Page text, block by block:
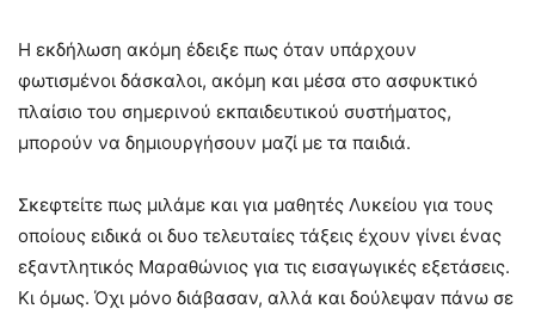
Η εκδήλωση ακόμη έδειξε πως όταν υπάρχουν
φωτισμένοι δάσκαλοι, ακόμη και μέσα στο ασφυκτικό
πλαίσιο του σημερινού εκπαιδευτικού συστήματος,
μπορούν να δημιουργήσουν μαζί με τα παιδιά.
Σκεφτείτε πως μιλάμε και για μαθητές Λυκείου για τους
οποίους ειδικά οι δυο τελευταίες τάξεις έχουν γίνει ένας
εξαντλητικός Μαραθώνιος για τις εισαγωγικές εξετάσεις.
Κι όμως. Όχι μόνο διάβασαν, αλλά και δούλεψαν πάνω σε